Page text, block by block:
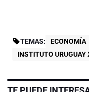
TEMAS: ECONOMÍA
INSTITUTO URUGUAY